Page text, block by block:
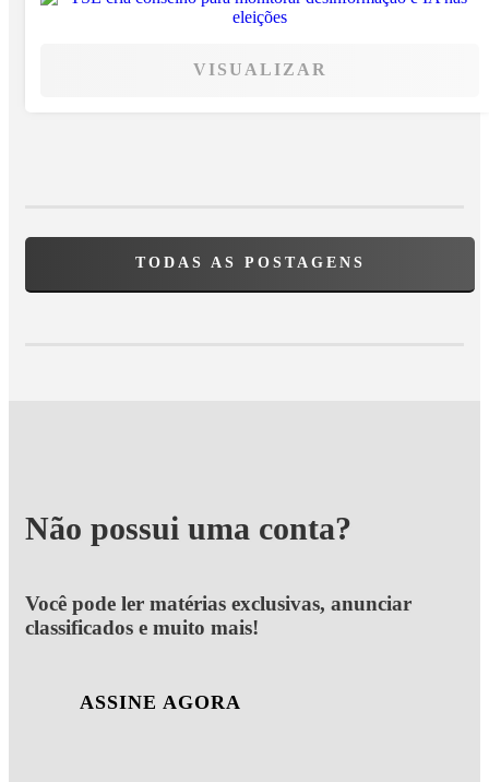
VISUALIZAR
TODAS AS POSTAGENS
Não possui uma conta?
Você pode ler matérias exclusivas, anunciar
classificados e muito mais!
ASSINE AGORA